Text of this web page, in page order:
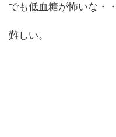
でも低血糖が怖いな・
難しい。